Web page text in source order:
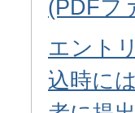
(PDFフ
エント
込時に